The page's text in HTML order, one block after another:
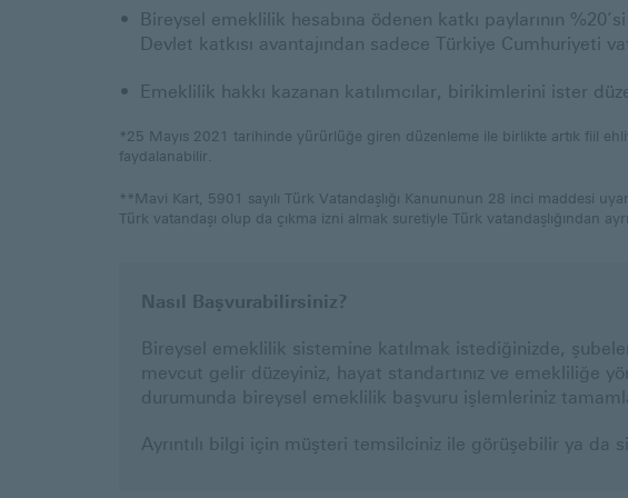
Bireysel emeklilik hesabına ödenen katkı paylarının
Devlet katkısı avantajından sadece Türkiye Cumhuriyeti
Emeklilik hakkı kazanan katılımcılar, birikimlerini ister
*25 Mayıs 2021 tarihinde yürürlüğe giren düzenleme ile birlikte artık fiil
faydalanabilir.
**Mavi Kart, 5901 sayılı Türk Vatandaşlığı Kanununun 28 inci maddesi
Türk vatandaşı olup da çıkma izni almak suretiyle Türk vatandaşlığından
Nasıl Başvurabilirsiniz?
Bireysel emeklilik sistemine katılmak istediğinizde,
mevcut gelir düzeyiniz, hayat standartınız ve emekliliğe
durumunda bireysel emeklilik başvuru işlemleriniz
Ayrıntılı bilgi için müşteri temsilciniz ile görüşebilir ya da